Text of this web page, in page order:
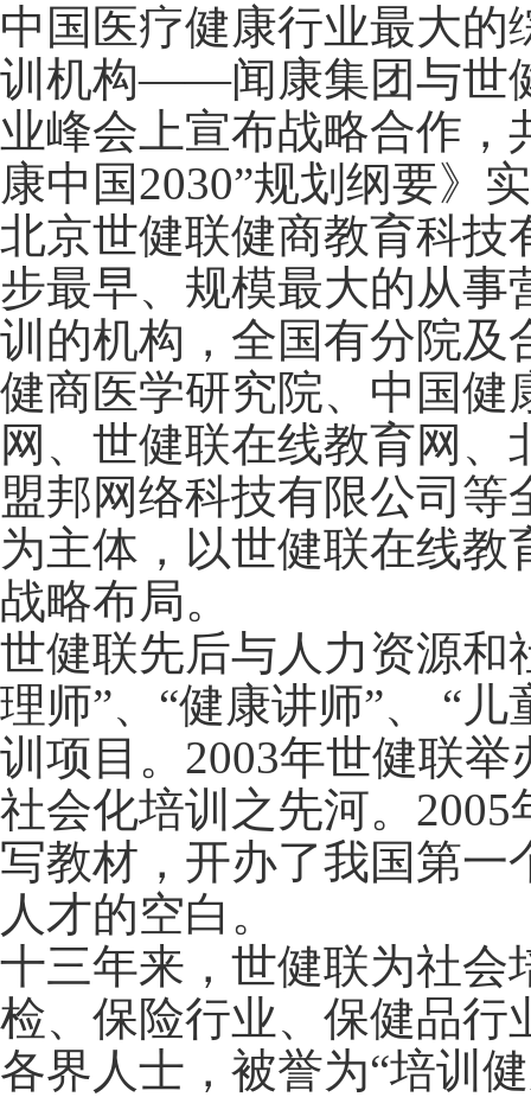
中国医疗健康行业最大
训机构——闻康集团与世
业峰会上宣布战略合作，
康中国2030”规划纲要》
北京世健联健商教育科技
步最早、规模最大的从事
训的机构，全国有分院及
健商医学研究院、中国健
网、世健联在线教育网
盟邦网络科技有限公司
为主体，以世健联在线
战略布局。
世健联先后与人力资源和
理师”、“健康讲师”、 “
训项目。2003年世健联
社会化培训之先河。
写教材，开办了我国第一
人才的空白。
十三年来，世健联为社会
检、保险行业、保健品行
各界人士，被誉为“培训